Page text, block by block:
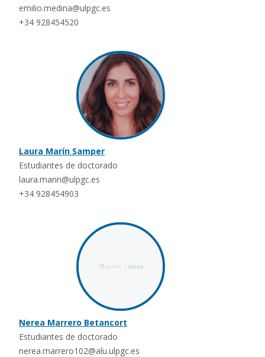
emilio.medina@ulpgc.es
+34 928454520
Laura Marín Samper
Estudiantes de doctorado
laura.marin@ulpgc.es
+34 928454903
Nerea Marrero Betancort
Estudiantes de doctorado
nerea.marrero102@alu.ulpgc.es